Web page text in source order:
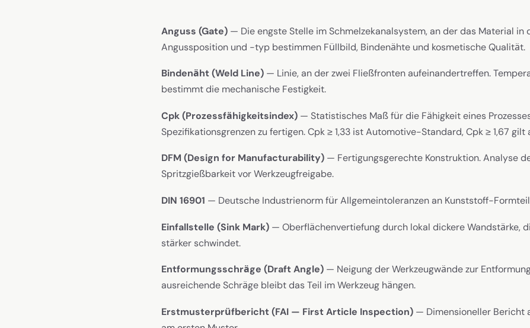
Anguss (Gate) — Die engste Stelle im Schmelzekanalsystem, an der das Material in
Angussposition und -typ bestimmen Füllbild, Bindenähte und kosmetische Qualität.
Bindenäht (Weld Line) — Linie, an der zwei Fließfronten aufeinandertreffen.
bestimmt die mechanische Festigkeit.
Cpk (Prozessfähigkeitsindex) — Statistisches Maß für die Fähigkeit eines
Spezifikationsgrenzen zu fertigen. Cpk ≥ 1,33 ist Automotive-Standard, Cpk ≥ 1,67 gilt
DFM (Design for Manufacturability) — Fertigungsgerechte Konstruktion. Analyse
Spritzgießbarkeit vor Werkzeugfreigabe.
DIN 16901 — Deutsche Industrienorm für Allgemeintoleranzen an Kunststoff-
Einfallstelle (Sink Mark) — Oberflächenvertiefung durch lokal dickere Wandstärke,
stärker schwindet.
Entformungsschräge (Draft Angle) — Neigung der Werkzeugwände zur
ausreichende Schräge bleibt das Teil im Werkzeug hängen.
Erstmusterprüfbericht (FAI — First Article Inspection) — Dimensioneller Bericht